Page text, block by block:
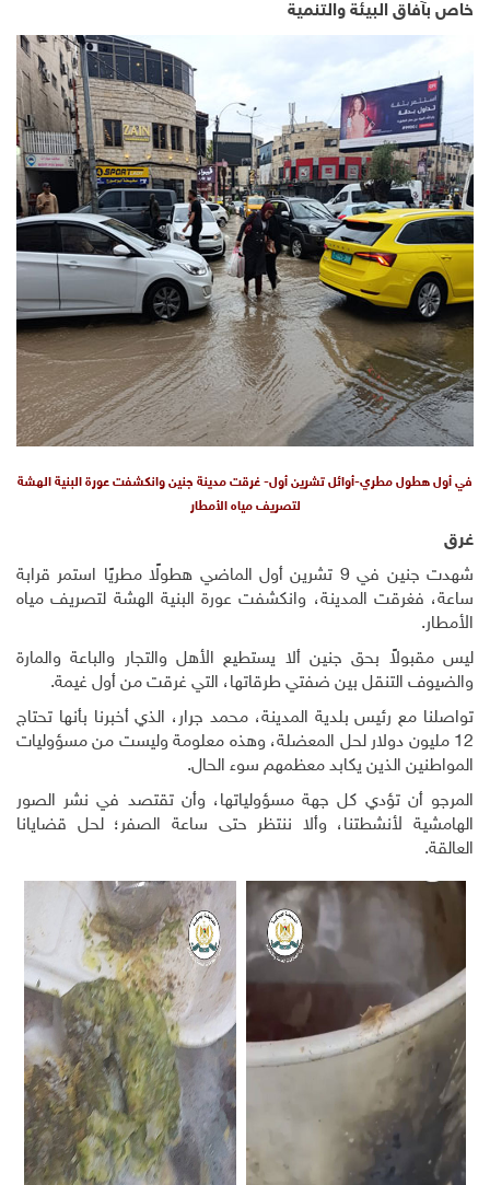
خاص بآفاق البيئة والتنمية
في أول هطول مطري-أوائل تشرين أول- غرقت مدينة جنين وانكشفت عورة البنية الهشة
لتصريف مياه الأمطار
غرق
شهدت جنين في 9 تشرين أول الماضي هطولًا مطريًا استمر قرابة
ساعة، فغرقت المدينة، وانكشفت عورة البنية الهشة لتصريف مياه
الأمطار.
ليس مقبولاً بحق جنين ألا يستطيع الأهل والتجار والباعة والمارة
والضيوف التنقل بين ضفتي طرقاتها، التي غرقت من أول غيمة.
تواصلنا مع رئيس بلدية المدينة، محمد جرار، الذي أخبرنا بأنها تحتاج
12 مليون دولار لحل المعضلة، وهذه معلومة وليست من مسؤوليات
المواطنين الذين يكابد معظمهم سوء الحال.
المرجو أن تؤدي كل جهة مسؤولياتها، وأن تقتصد في نشر الصور
الهامشية لأنشطتنا، وألا ننتظر حتى ساعة الصفر؛ لحل قضايانا
العالقة.